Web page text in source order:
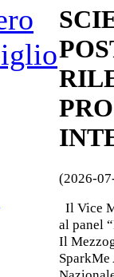
(2026-
Il Vice
al panel
Il
SparkMe